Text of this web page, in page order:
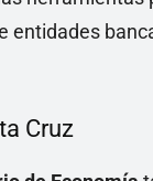
entidades
Cruz